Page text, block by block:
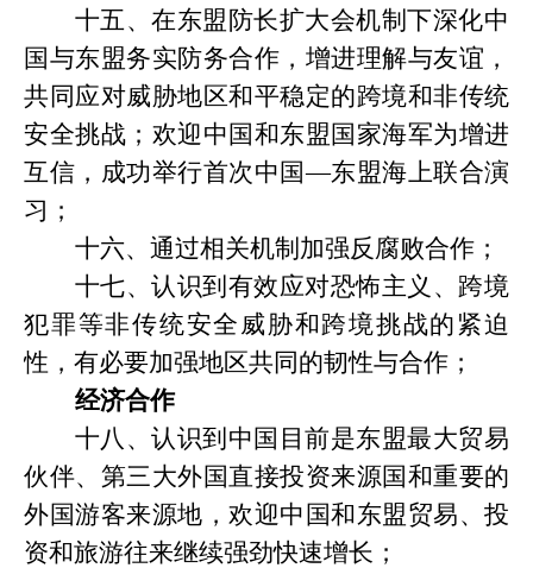
十五、在东盟防长扩大会机制下深化中
国与东盟务实防务合作，增进理解与友谊，
共同应对威胁地区和平稳定的跨境和非传统
安全挑战；欢迎中国和东盟国家海军为增进
互信，成功举行首次中国—东盟海上联合演
习；
十六、通过相关机制加强反腐败合作；
十七、认识到有效应对恐怖主义、跨境
犯罪等非传统安全威胁和跨境挑战的紧迫
性，有必要加强地区共同的韧性与合作；
经济合作
十八、认识到中国目前是东盟最大贸易
伙伴、第三大外国直接投资来源国和重要的
外国游客来源地，欢迎中国和东盟贸易、投
资和旅游往来继续强劲快速增长；